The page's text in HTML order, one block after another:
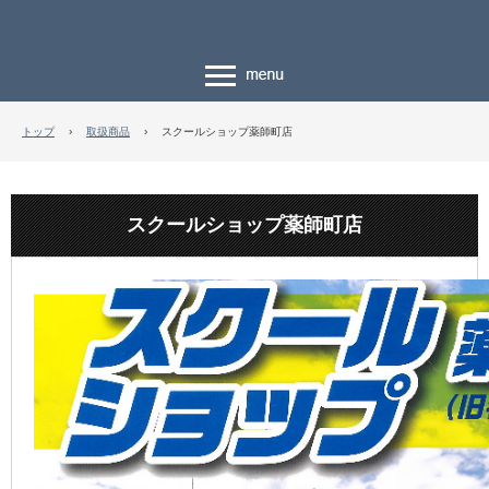
トップ › 取扱商品 › スクールショップ薬師町店
スクールショップ薬師町店